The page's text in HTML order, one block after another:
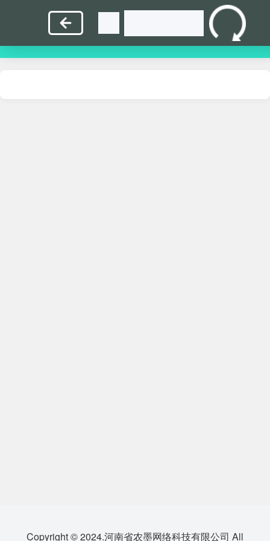
首
指
法练
习
英
习
中
习
打
赛
师入
口
Copyright © 2024.河南省农墨网络科技有限公司 All